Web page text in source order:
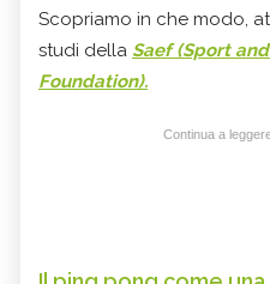
Scopriamo in che modo,
studi della Saef (Sport
Foundation).
Continua a